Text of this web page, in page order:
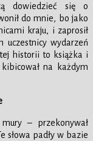
dowiedzieć się o
do mnie, bo jako
kraju, i zaprosił
uczestnicy wydarzeń
historii to książka i
na każdym
– przekonywał
słowa padły w bazie